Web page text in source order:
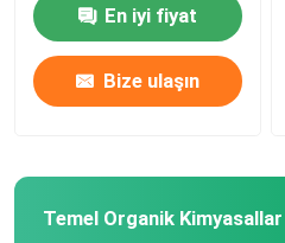
En iyi fiyat
Bize ulaşın
Temel Organik Kimyasallar